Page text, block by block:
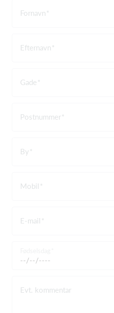
Fornavn
Efternavn
Gade
Postnummer
By
Mobil
E-mail
Evt. kommentar